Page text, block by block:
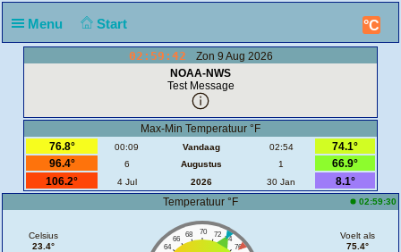
Menu Start °C
02:59:42
Zon 9 Aug 2026
NOAA-NWS
Test Message
Max-Min Temperatuur °F
76.8°
00:09 Vandaag 02:54
74.1°
96.4°
6 Augustus 1
66.9°
106.2°
4 Jul 2026 30 Jan
8.1°
Temperatuur °F
02:59:30
Celsius
23.4°
70
68 72
66
74
64
76
Voelt als
75.4°